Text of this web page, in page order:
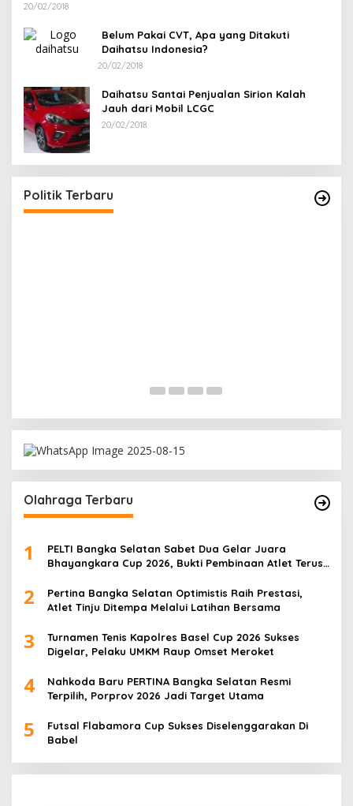
20/02/2018
Belum Pakai CVT, Apa yang Ditakuti
Daihatsu Indonesia?
20/02/2018
Daihatsu Santai Penjualan Sirion Kalah
Jauh dari Mobil LCGC
20/02/2018
Politik Terbaru
Olahraga Terbaru
1
PELTI Bangka Selatan Sabet Dua Gelar Juara
Bhayangkara Cup 2026, Bukti Pembinaan Atlet Terus
2
Pertina Bangka Selatan Optimistis Raih Prestasi,
Atlet Tinju Ditempa Melalui Latihan Bersama
3
Turnamen Tenis Kapolres Basel Cup 2026 Sukses
Digelar, Pelaku UMKM Raup Omset Meroket
4
Nahkoda Baru PERTINA Bangka Selatan Resmi
Terpilih, Porprov 2026 Jadi Target Utama
5
Futsal Flabamora Cup Sukses Diselenggarakan Di
Babel